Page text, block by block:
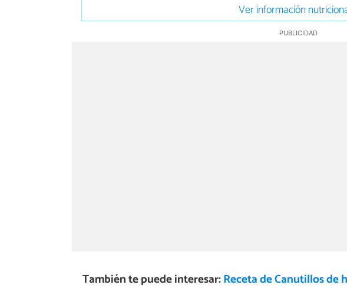
Ver información
También te puede interesar:Receta de Canutillos de